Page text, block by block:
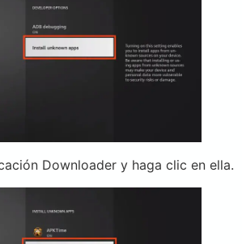
Downloader y haga clic en ella.